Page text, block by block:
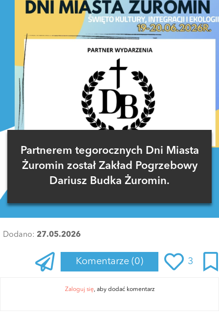
Partnerem tegorocznych Dni Miasta
Żuromin został Zakład Pogrzebowy
Dariusz Budka Żuromin.
Dodano: 27.05.2026
Komentarze (0) 3
Zaloguj się, aby dodać komentarz